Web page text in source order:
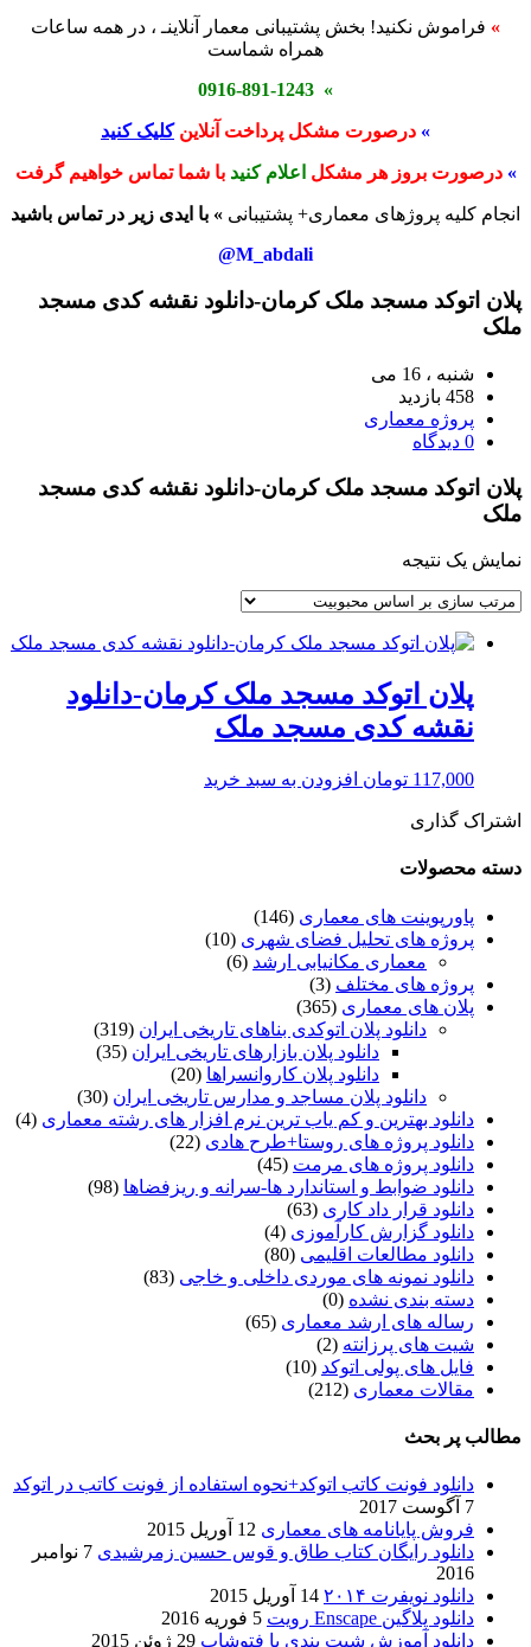
» فراموش نکنید! بخش پشتیبانی معمار آنلاینـ ، در همه ساعات
همراه شماست
» 0916-891-1243
» درصورت مشکل پرداخت آنلاینکلیک کنید
» درصورت بروز هر مشکل اعلام کنید با شما تماس خواهیم گرفت
انجام کلیه پروژهای معماری+ پشتیبانی » با ایدی زیر در تماس باشید
M_abdali@
پلان اتوکد مسجد ملک کرمان-دانلود نقشه کدی مسجد
ملک
شنبه ، 16 می
458 بازدید
پروژه معماری
0 دیدگاه
پلان اتوکد مسجد ملک کرمان-دانلود نقشه کدی مسجد
ملک
نمایش یک نتیجه
پلان اتوکد مسجد ملک کرمان-دانلود
نقشه کدی مسجد ملک
117,000 تومان افزودن به سبد خرید
اشتراک گذاری
دسته محصولات
پاورپوینت های معماری (146)
پروژه های تحلیل فضای شهری (10)
معماری مکانیابی ارشد (6)
پروژه های مختلف (3)
پلان های معماری (365)
دانلود پلان اتوکدی بناهای تاریخی ایران (319)
دانلود پلان بازارهای تاریخی ایران (35)
دانلود پلان کاروانسراها (20)
دانلود پلان مساجد و مدارس تاریخی ایران (30)
دانلود بهترین و کم یاب ترین نرم افزار های رشته معماری (4)
دانلود پروژه های روستا+طرح هادی (22)
دانلود پروژه های مرمت (45)
دانلود ضوابط و استاندارد ها-سرانه و ریزفضاها (98)
دانلود قرار داد کاری (63)
دانلود گزارش کارآموزی (4)
دانلود مطالعات اقلیمی (80)
دانلود نمونه های موردی داخلی و خاجی (83)
دسته بندی نشده (0)
رساله های ارشد معماری (65)
شیت های پرزانته (2)
فایل های پولی اتوکد (10)
مقالات معماری (212)
مطالب پر بحث
دانلود فونت کاتب اتوکد+نحوه استفاده از فونت کاتب در اتوکد
7 آگوست 2017
فروش پایانامه های معماری 12 آوریل 2015
دانلود رایگان کتاب طاق و قوس حسین زمرشیدی
7 نوامبر
2016
دانلود نویفرت ۲۰۱۴
14 آوریل 2015
دانلود پلاگین Enscape رویت
5 فوریه 2016
دانلود آموزش شیت بندی با فتوشاپ 29 ژوئن 2015